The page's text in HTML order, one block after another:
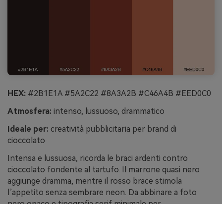
HEX: #2B1E1A #5A2C22 #8A3A2B #C46A4B #EED0C0
Atmosfera: intenso, lussuoso, drammatico
Ideale per: creatività pubblicitaria per brand di
cioccolato
Intensa e lussuosa, ricorda le braci ardenti contro
cioccolato fondente al tartufo. Il marrone quasi nero
aggiunge dramma, mentre il rosso brace stimola
l’appetito senza sembrare neon. Da abbinare a foto